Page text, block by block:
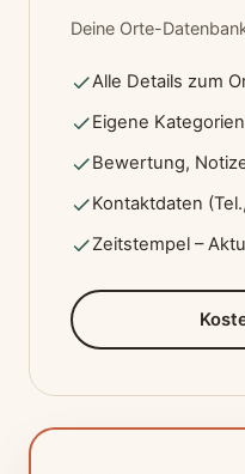
Deine Orte-
Alle Details zum
Eigene
Bewertung,
Kontaktdaten
Zeitstempel –